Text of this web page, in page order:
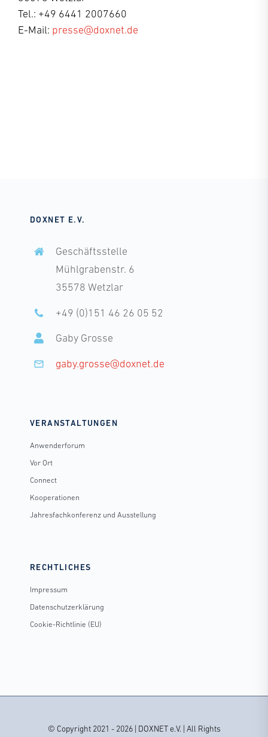
Tel.: +49 6441 2007660
E-Mail: presse@doxnet.de
DOXNET E.V.
Geschäftsstelle
Mühlgrabenstr. 6
35578 Wetzlar
+49 (0)151 46 26 05 52
Gaby Grosse
gaby.grosse@doxnet.de
VERANSTALTUNGEN
Anwenderforum
Vor Ort
Connect
Kooperationen
Jahresfachkonferenz und Ausstellung
RECHTLICHES
Impressum
Datenschutzerklärung
Cookie-Richtlinie (EU)
© Copyright 2021 - 2026 | DOXNET e.V. | All Rights